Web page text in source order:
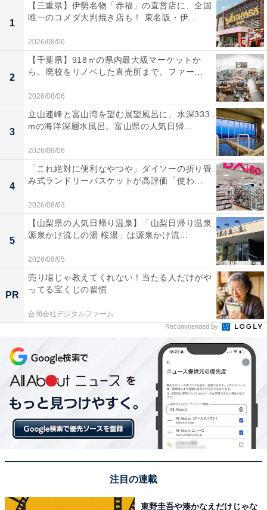
1
【三重県】伊勢名物「赤福」の直営店に、全国
唯一のコメダ大判焼き店も！ 東名阪・伊...
2026/08/06
2
【千葉県】918㎡の県内最大級マーケットか
ら、廃校をリノベした直売所まで。ファー...
2026/08/06
3
立山連峰と富山湾を望む展望風呂に、水深333
mの海洋深層水風呂。富山県の人気日帰...
2026/08/06
4
「これ絶対に便利なやつや」ダイソーの折り畳
み式ランドリーバスケットが高評価「使わ...
2026/08/03
5
【山梨県の人気日帰り温泉】「山梨日帰り温泉
源泉かけ流しの湯 桜湯」は源泉かけ流...
2026/08/05
PR
売り場じゃ教えてくれない！当たる人だけがや
ってる宝くじの習慣
合同会社デジタルファーム
Recommended by
注目の連載
東野圭吾や湊かなえだけじゃな